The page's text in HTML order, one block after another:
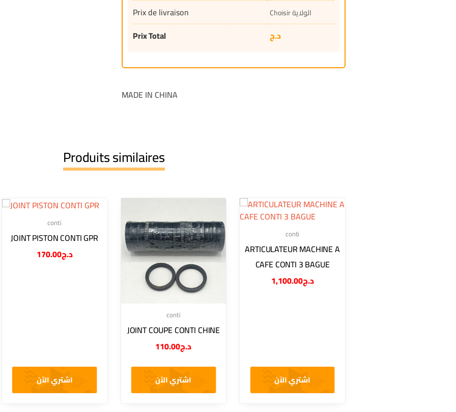
Prix de livraison Choisir الولاية
Prix Total د.ج
MADE IN CHINA
Produits similaires
conti
JOINT PISTON CONTI GPR
د.ج170.00
اشتري الآن
conti
JOINT COUPE CONTI CHINE
د.ج110.00
اشتري الآن
conti
ARTICULATEUR MACHINE A
CAFE CONTI 3 BAGUE
د.ج1,100.00
اشتري الآن